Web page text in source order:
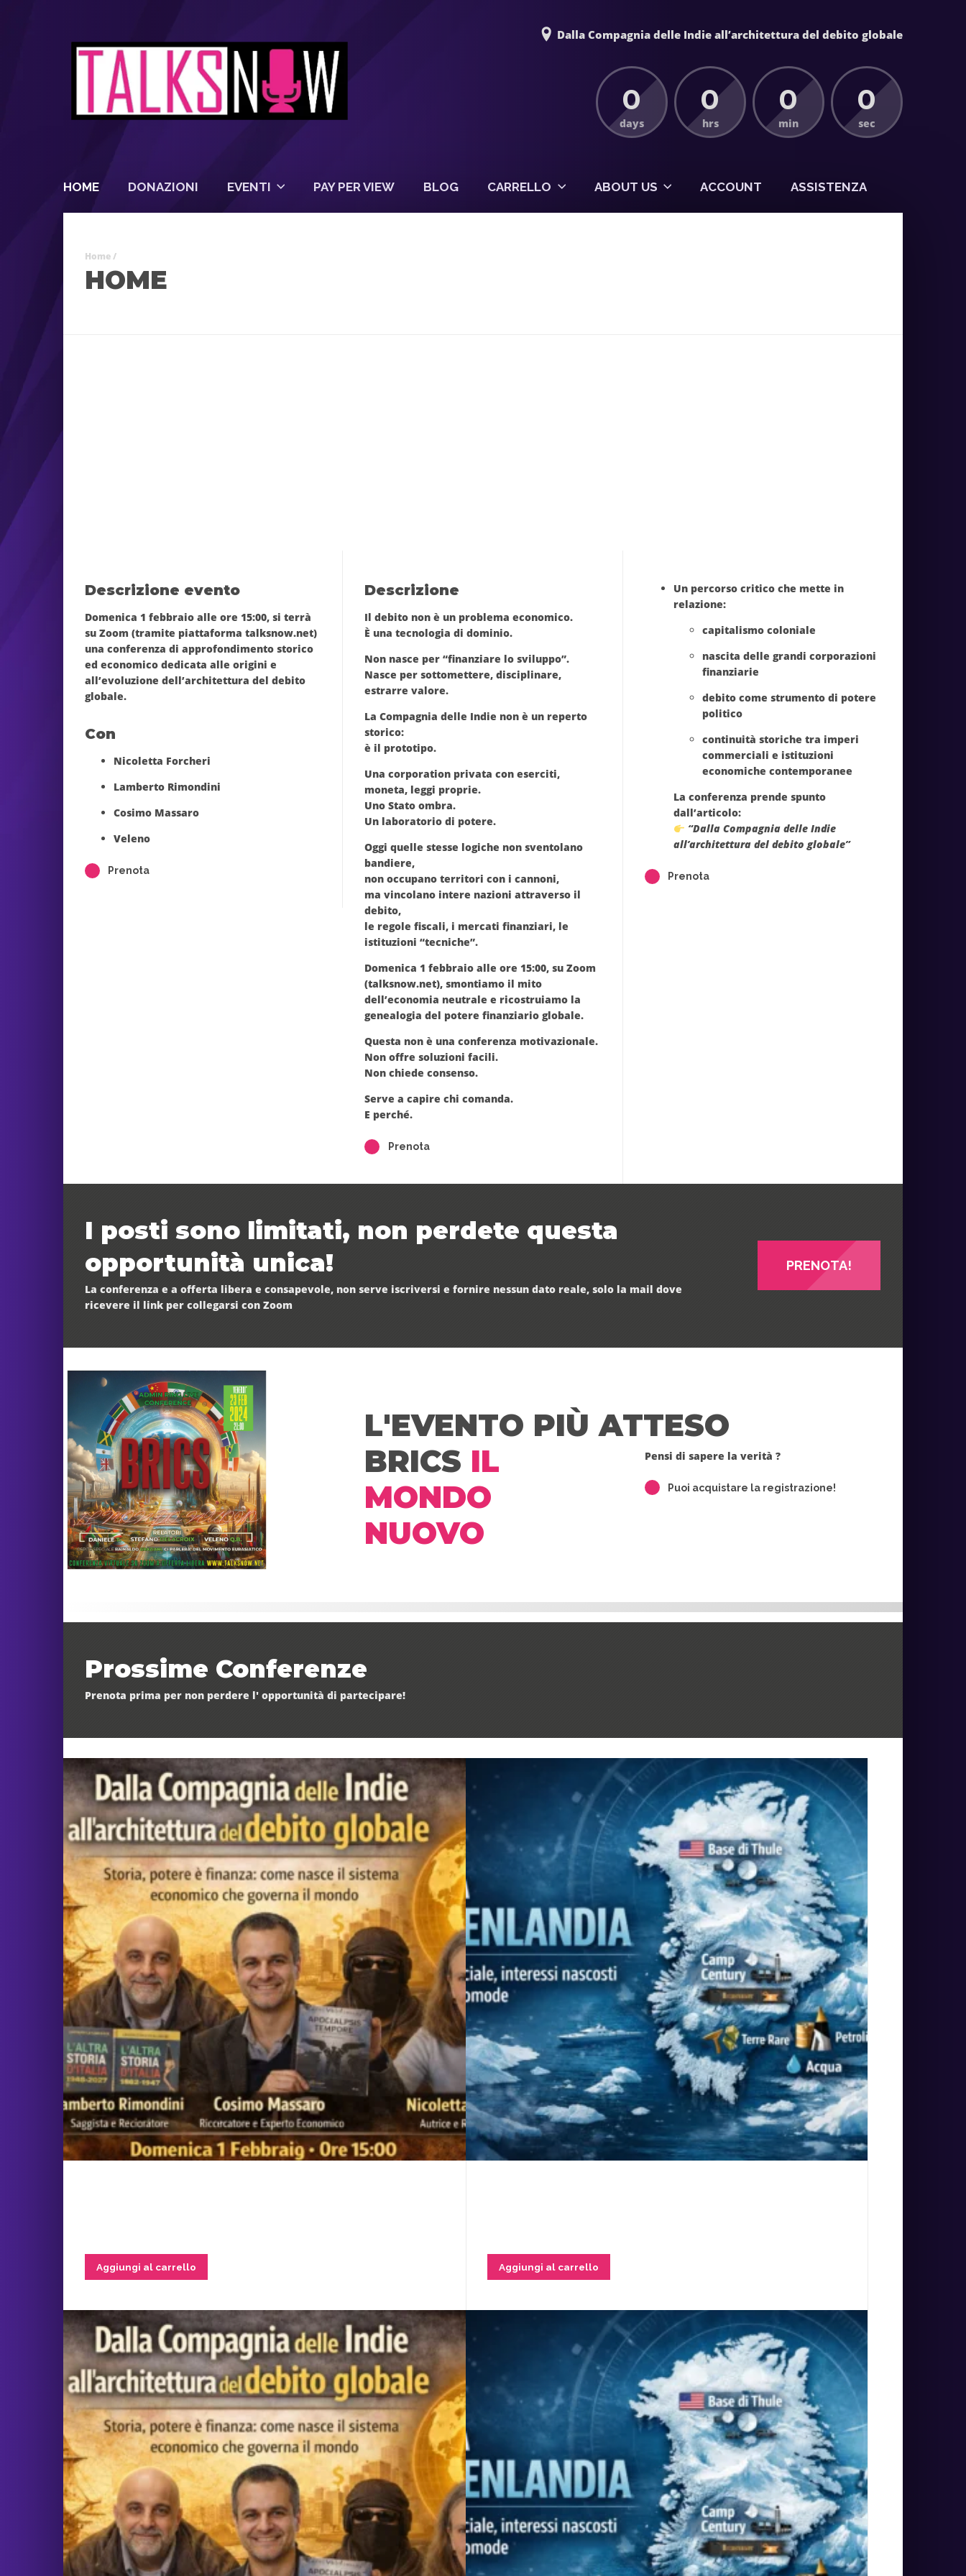
Dalla Compagnia delle Indie all’architettura del debito globale
0
days
0
hrs
0
min
0
sec
HOME DONAZIONI EVENTI PAY PER VIEW BLOG CARRELLO ABOUT US ACCOUNT ASSISTENZA
Home/
HOME
Descrizione evento
Domenica 1 febbraio alle ore 15:00, si terrà
su Zoom (tramite piattaforma talksnow.net)
una conferenza di approfondimento storico
ed economico dedicata alle origini e
all’evoluzione dell’architettura del debito
globale.
Con
Nicoletta Forcheri
Lamberto Rimondini
Cosimo Massaro
Veleno
Prenota
Descrizione
Il debito non è un problema economico.
È unatecnologia di dominio.
Non nasce per “finanziare lo sviluppo”.
Nasce persottomettere,disciplinare,
estrarre valore.
La Compagnia delle Indie non è un reperto
storico:
è il prototipo.
Una corporation privata con eserciti,
moneta, leggi proprie.
Uno Stato ombra.
Un laboratorio di potere.
Oggi quelle stesse logiche non sventolano
bandiere,
non occupano territori con i cannoni,
mavincolano intere nazioni attraverso il
debito,
le regole fiscali, i mercati finanziari, le
istituzioni “tecniche”.
Domenica1 febbraio alle ore 15:00, suZoom
(talksnow.net), smontiamo il mito
dell’economia neutrale e ricostruiamo la
genealogia del potere finanziario globale.
Questa non è una conferenza motivazionale.
Non offre soluzioni facili.
Non chiede consenso.
Serve acapire chi comanda.
E perché.
Prenota
Un percorso critico che mette in
relazione:
capitalismo coloniale
nascita delle grandi corporazioni
finanziarie
debito come strumento di potere
politico
continuità storiche tra imperi
commerciali e istituzioni
economiche contemporanee
La conferenza prende spunto
dall’articolo:
“Dalla Compagnia delle Indie
all’architettura del debito globale”
Prenota
I posti sono limitati, non perdete questa
opportunità unica!
La conferenza e a offerta libera e consapevole, non serve iscriversi e fornire nessun dato reale, solo la mail dove
ricevere il link per collegarsi con Zoom
PRENOTA!
L'EVENTO PIÙ ATTESO
BRICS IL
MONDO
NUOVO
Pensi di sapere la verità ?
Puoi acquistare la registrazione!
Prossime Conferenze
Prenota prima per non perdere l' opportunità di partecipare!
Aggiungi al carrello Aggiungi al carrello